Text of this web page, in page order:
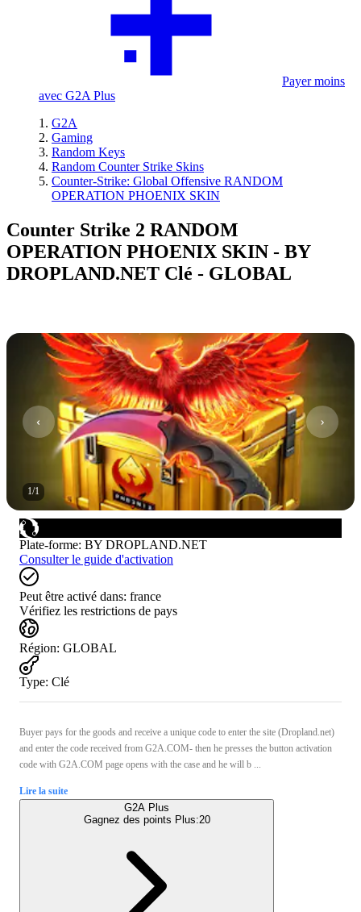
Payer moins
avec G2A Plus
G2A
Gaming
Random Keys
Random Counter Strike Skins
Counter-Strike: Global Offensive RANDOM
OPERATION PHOENIX SKIN
Counter Strike 2 RANDOM
OPERATION PHOENIX SKIN - BY
DROPLAND.NET Clé - GLOBAL
1/1
Plate-forme: BY DROPLAND.NET
Consulter le guide d'activation
Peut être activé dans: france
Vérifiez les restrictions de pays
Région: GLOBAL
Type: Clé
Buyer pays for the goods and receive a unique code to enter the site (Dropland.net)
and enter the code received from G2A.COM- then he presses the button activation
code with G2A.COM page opens with the case and he will b ...
Lire la suite
G2A Plus
Gagnez des points Plus:20